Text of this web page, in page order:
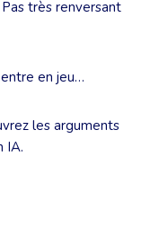
très renversant
en jeu…
les arguments
IA.